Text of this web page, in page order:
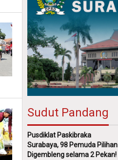
Sudut Pandang
Pusdiklat Paskibraka
Surabaya, 98 Pemuda Pilihan
Digembleng selama 2 Pekan!